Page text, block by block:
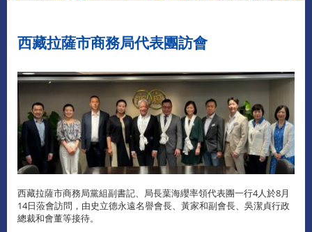
西藏拉薩市商務局代表團訪會
西藏拉薩市商務局黨組副書記、局長葉海纓率領代表團一行4人於8月
14日蒞會訪問，由史立德永遠名譽會長、黃家和副會長、吳潔貞行政
總裁和會董等接待。